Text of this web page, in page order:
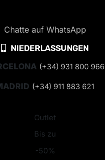
Chatte auf WhatsApp
NIEDERLASSUNGEN
(+34) 931 800 966
(+34) 911 883 621
Outlet
Bis zu
-50%